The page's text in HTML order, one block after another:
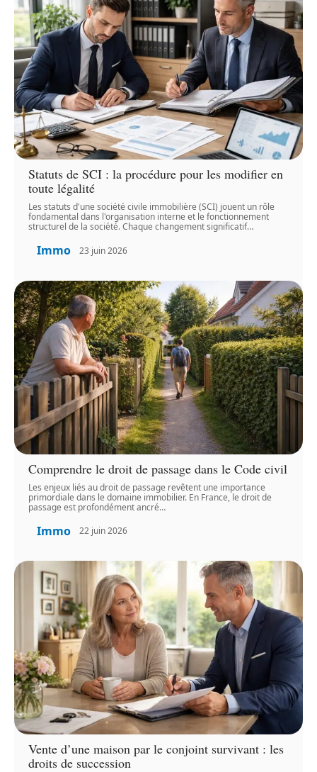
Statuts de SCI : la procédure pour les modifier en
toute légalité
Les statuts d'une société civile immobilière (SCI) jouent un rôle
fondamental dans l'organisation interne et le fonctionnement
structurel de la société. Chaque changement significatif…
Immo 23 juin 2026
Comprendre le droit de passage dans le Code civil
Les enjeux liés au droit de passage revêtent une importance
primordiale dans le domaine immobilier. En France, le droit de
passage est profondément ancré…
Immo 22 juin 2026
Vente d’une maison par le conjoint survivant : les
droits de succession